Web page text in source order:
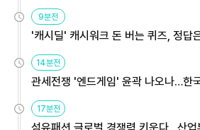
9분전
'캐시딜' 캐시워크 돈 버는 퀴즈, 정답
14분전
관세전쟁 '엔드게임' 윤곽 나오나…한
17분전
섬유패션 글로벌 경쟁력 키운다…산업